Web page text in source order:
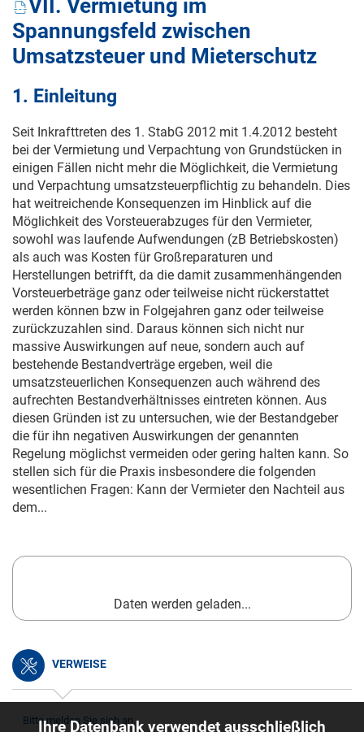
VII. Vermietung im
Spannungsfeld zwischen
Umsatzsteuer und Mieterschutz
1. Einleitung
Seit Inkrafttreten des 1. StabG 2012 mit 1.4.2012 besteht
bei der Vermietung und Verpachtung von Grundstücken in
einigen Fällen nicht mehr die Möglichkeit, die Vermietung
und Verpachtung umsatzsteuerpflichtig zu behandeln. Dies
hat weitreichende Konsequenzen im Hinblick auf die
Möglichkeit des Vorsteuerabzuges für den Vermieter,
sowohl was laufende Aufwendungen (zB Betriebskosten)
als auch was Kosten für Großreparaturen und
Herstellungen betrifft, da die damit zusammenhängenden
Vorsteuerbeträge ganz oder teilweise nicht rückerstattet
werden können bzw in Folgejahren ganz oder teilweise
zurückzuzahlen sind. Daraus können sich nicht nur
massive Auswirkungen auf neue, sondern auch auf
bestehende Bestandverträge ergeben, weil die
umsatzsteuerlichen Konsequenzen auch während des
aufrechten Bestandverhältnisses eintreten können. Aus
diesen Gründen ist zu untersuchen, wie der Bestandgeber
die für ihn negativen Auswirkungen der genannten
Regelung möglichst vermeiden oder gering halten kann. So
stellen sich für die Praxis insbesondere die folgenden
wesentlichen Fragen: Kann der Vermieter den Nachteil aus
dem...
Daten werden geladen...
VERWEISE
Bitte melden Sie sich an.
Ihre Datenbank verwendet ausschließlich